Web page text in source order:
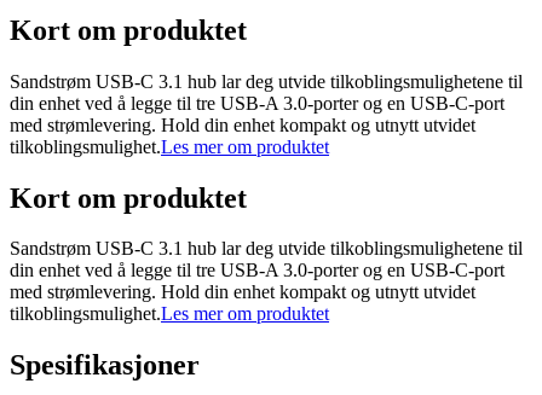
Kort om produktet
Sandstrøm USB-C 3.1 hub lar deg utvide tilkoblingsmulighetene til
din enhet ved å legge til tre USB-A 3.0-porter og en USB-C-port
med strømlevering. Hold din enhet kompakt og utnytt utvidet
tilkoblingsmulighet.Les mer om produktet
Kort om produktet
Sandstrøm USB-C 3.1 hub lar deg utvide tilkoblingsmulighetene til
din enhet ved å legge til tre USB-A 3.0-porter og en USB-C-port
med strømlevering. Hold din enhet kompakt og utnytt utvidet
tilkoblingsmulighet.Les mer om produktet
Spesifikasjoner